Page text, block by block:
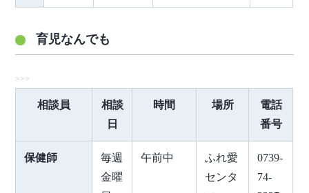
育児なんでも
相談員
相談
日
時間 場所
電話
番号
保健師
毎週
金曜
午前中
ふれ愛
センタ
0739-
74-